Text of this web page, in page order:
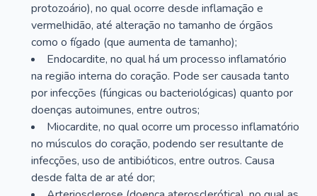
protozoário), no qual ocorre desde inflamação e
vermelhidão, até alteração no tamanho de órgãos
como o fígado (que aumenta de tamanho);
Endocardite, no qual há um processo inflamatório
na região interna do coração. Pode ser causada tanto
por infecções (fúngicas ou bacteriológicas) quanto por
doenças autoimunes, entre outros;
Miocardite, no qual ocorre um processo inflamatório
no músculos do coração, podendo ser resultante de
infecções, uso de antibióticos, entre outros. Causa
desde falta de ar até dor;